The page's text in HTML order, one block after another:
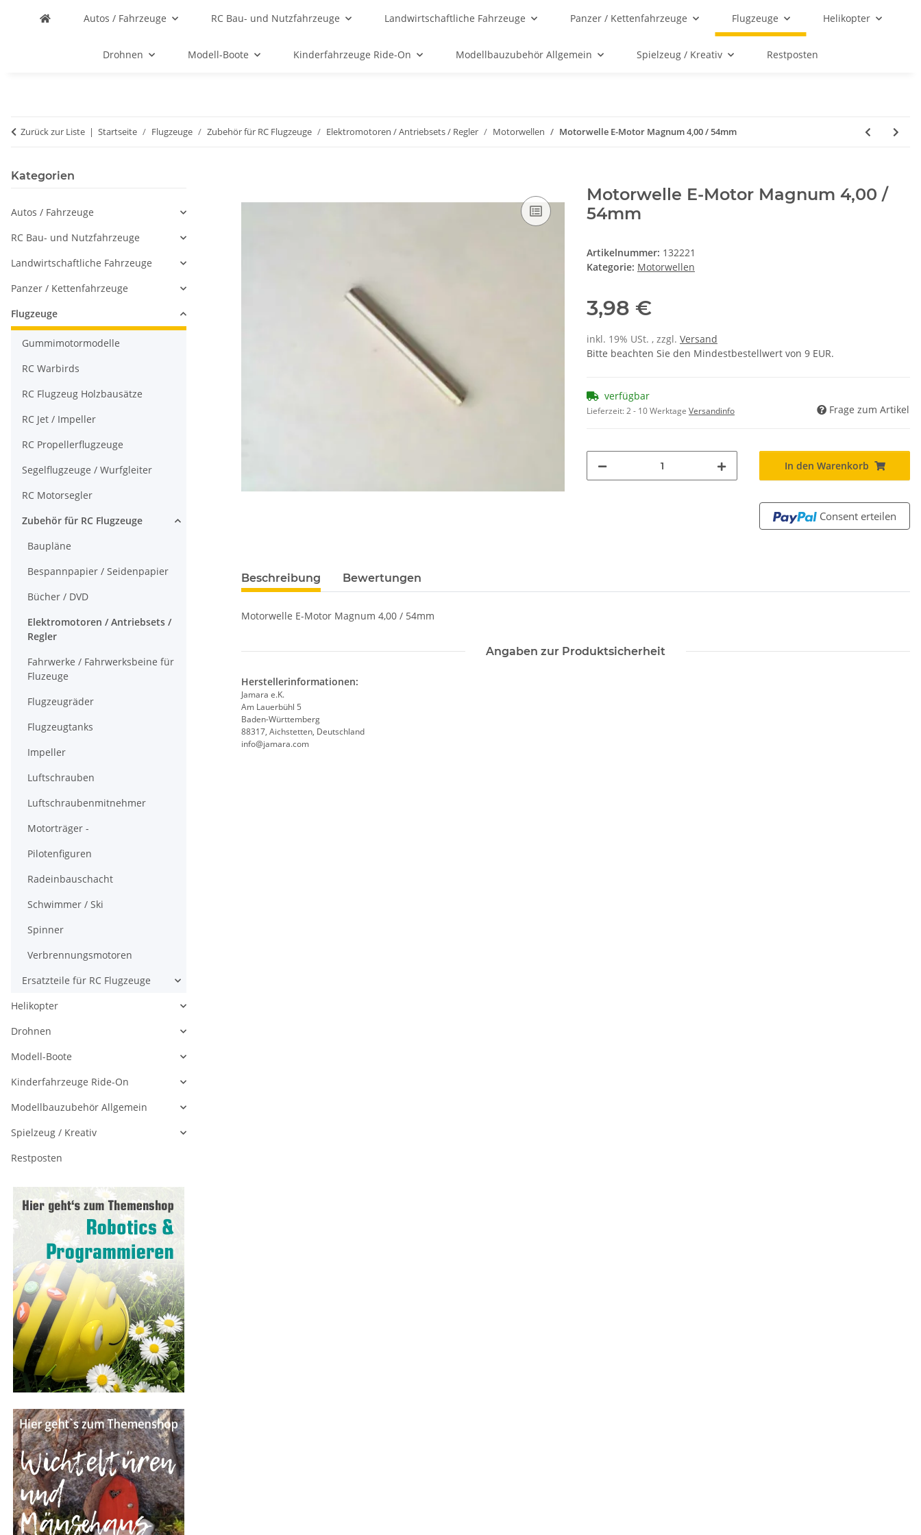
Autos / Fahrzeuge RC Bau- und Nutzfahrzeuge Landwirtschaftliche Fahrzeuge Panzer / Kettenfahrzeuge Flugzeuge Helikopter
Drohnen Modell-Boote Kinderfahrzeuge Ride-On Modellbauzubehör Allgemein Spielzeug / Kreativ Restposten
Zurück zur Liste Startseite Flugzeuge Zubehör für RC Flugzeuge Elektromotoren / Antriebsets / Regler Motorwellen Motorwelle E-Motor Magnum 4,00 / 54mm
Motorwelle E-Motor Magnum 4,00 /
54mm
Artikelnummer: 132221
Kategorie: Motorwellen
3,98 €
inkl. 19% USt. , zzgl. Versand
Bitte beachten Sie den Mindestbestellwert von 9 EUR.
verfügbar
Lieferzeit:2 - 10 Werktage Versandinfo Frage zum Artikel
In den Warenkorb
Consent erteilen
Beschreibung Bewertungen
Motorwelle E-Motor Magnum 4,00 / 54mm
Angaben zur Produktsicherheit
Herstellerinformationen:
Jamara e.K.
Am Lauerbühl 5
Baden-Württemberg
88317, Aichstetten, Deutschland
info@jamara.com
Kategorien
Autos / Fahrzeuge
RC Bau- und Nutzfahrzeuge
Landwirtschaftliche Fahrzeuge
Panzer / Kettenfahrzeuge
Flugzeuge
Gummimotormodelle
RC Warbirds
RC Flugzeug Holzbausätze
RC Jet / Impeller
RC Propellerflugzeuge
Segelflugzeuge / Wurfgleiter
RC Motorsegler
Zubehör für RC Flugzeuge
Baupläne
Bespannpapier / Seidenpapier
Bücher / DVD
Elektromotoren / Antriebsets /
Regler
Fahrwerke / Fahrwerksbeine für
Fluzeuge
Flugzeugräder
Flugzeugtanks
Impeller
Luftschrauben
Luftschraubenmitnehmer
Motorträger -
Pilotenfiguren
Radeinbauschacht
Schwimmer / Ski
Spinner
Verbrennungsmotoren
Ersatzteile für RC Flugzeuge
Helikopter
Drohnen
Modell-Boote
Kinderfahrzeuge Ride-On
Modellbauzubehör Allgemein
Spielzeug / Kreativ
Restposten